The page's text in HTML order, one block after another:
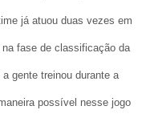
já atuou duas vezes em
fase de classificação da
gente treinou durante a
possível nesse jogo